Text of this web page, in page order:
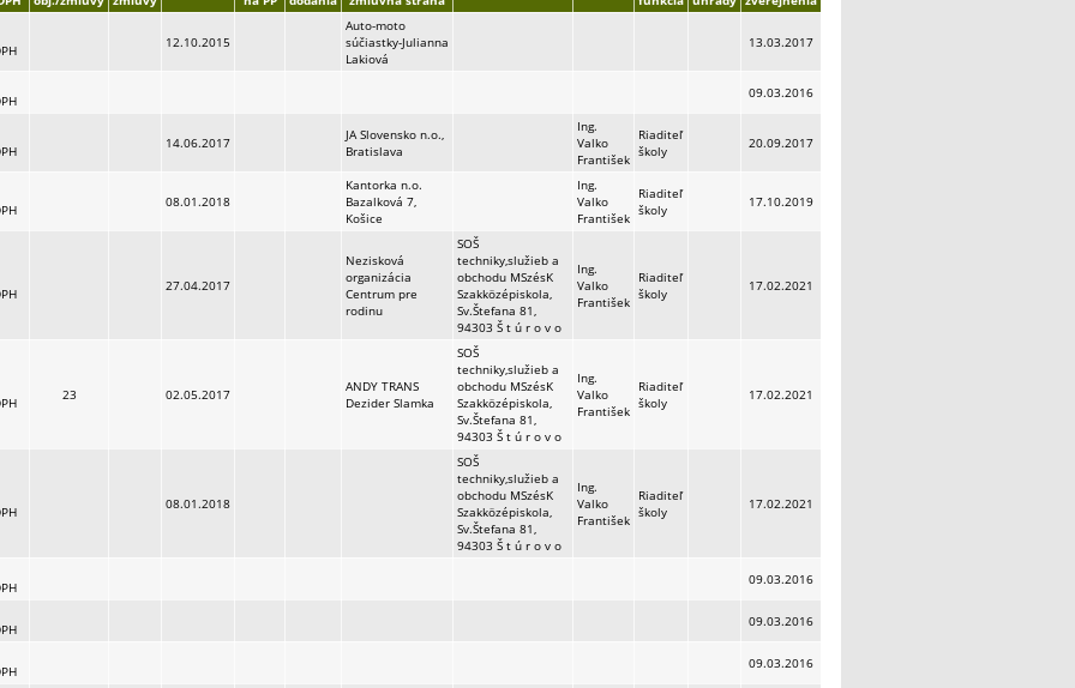
12.10.2015
Auto-moto
súčiastky-Julianna
Lakiová
13.03.2017
09.03.2016
14.06.2017
JA Slovensko n.o.,
Bratislava
Ing.
Valko
František
Riaditeľ
školy
20.09.2017
08.01.2018
Kantorka n.o.
Bazalková 7,
Košice
Ing.
Valko
František
Riaditeľ
školy
17.10.2019
27.04.2017
Nezisková
organizácia
Centrum pre
rodinu
SOŠ
techniky,služieb a
obchodu MSzésK
Szakközépiskola,
Sv.Štefana 81,
94303 Š t ú r o v o
Ing.
Valko
František
Riaditeľ
školy
17.02.2021
23 02.05.2017
ANDY TRANS
Dezider Slamka
SOŠ
techniky,služieb a
obchodu MSzésK
Szakközépiskola,
Sv.Štefana 81,
94303 Š t ú r o v o
Ing.
Valko
František
Riaditeľ
školy
17.02.2021
08.01.2018
SOŠ
techniky,služieb a
obchodu MSzésK
Szakközépiskola,
Sv.Štefana 81,
94303 Š t ú r o v o
Ing.
Valko
František
Riaditeľ
školy
17.02.2021
09.03.2016
09.03.2016
09.03.2016